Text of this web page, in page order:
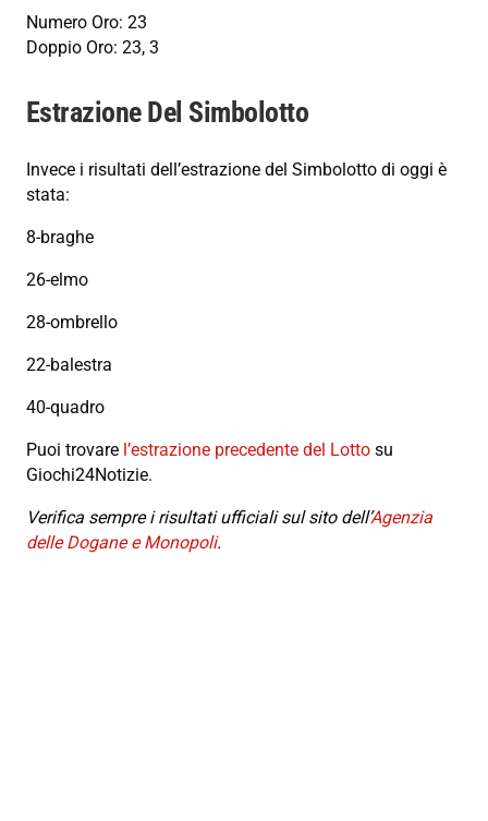
Numero Oro: 23
Doppio Oro: 23, 3
Estrazione Del Simbolotto
Invece i risultati dell’estrazione del Simbolotto di oggi è
stata:
8-braghe
26-elmo
28-ombrello
22-balestra
40-quadro
Puoi trovare l’estrazione precedente del Lotto su
Giochi24Notizie.
Verifica sempre i risultati ufficiali sul sito dell’Agenzia
delle Dogane e Monopoli.